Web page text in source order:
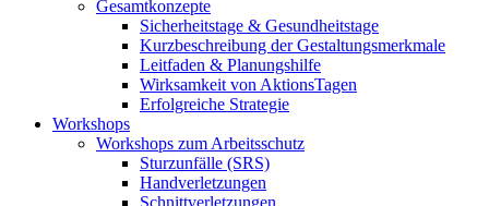
Gesamtkonzepte
Sicherheitstage & Gesundheitstage
Kurzbeschreibung der Gestaltungsmerkmale
Leitfaden & Planungshilfe
Wirksamkeit von AktionsTagen
Erfolgreiche Strategie
Workshops
Workshops zum Arbeitsschutz
Sturzunfälle (SRS)
Handverletzungen
Schnittverletzungen